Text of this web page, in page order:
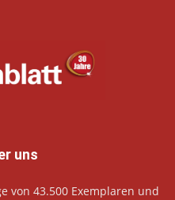
uns
von 43.500 Exemplaren und